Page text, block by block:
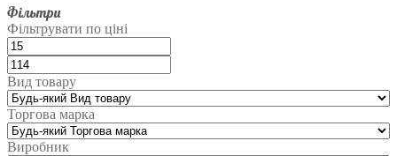
Фільтри
Фільтрувати по ціні
Вид товару
Торгова марка
Виробник